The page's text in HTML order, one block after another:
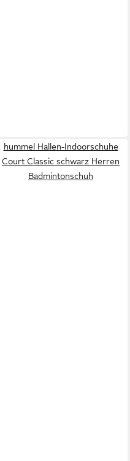
hummel Hallen-Indoorschuhe
Court Classic schwarz Herren
Badmintonschuh